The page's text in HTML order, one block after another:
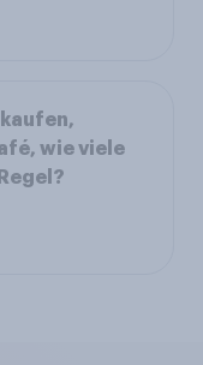
kaufen,
wie viele